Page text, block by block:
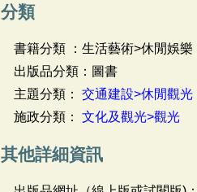
分類
書籍分類 ：生活藝術>休閒娛
出版品分類：圖書
主題分類： 交通建設>休閒觀光
施政分類： 文化及觀光>觀光
其他詳細資訊